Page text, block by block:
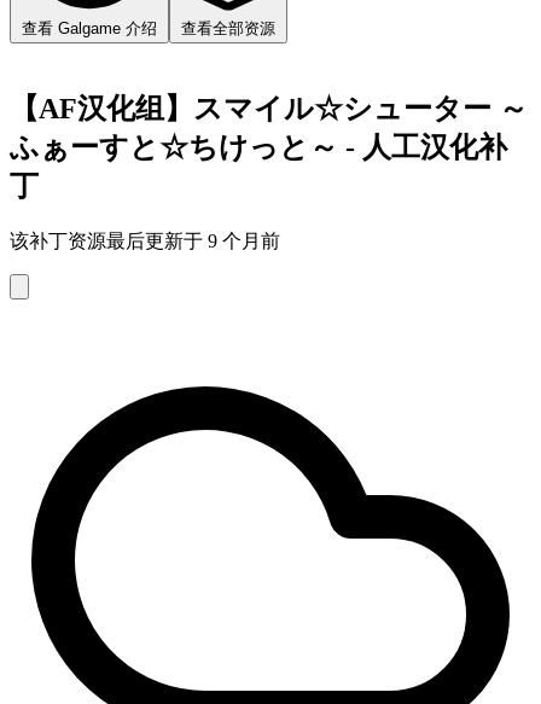
查看 Galgame 介绍 查看全部资源
【AF汉化组】スマイル☆シューター ～
ふぁーすと☆ちけっと～ - 人工汉化补
丁
该补丁资源最后更新于 9 个月前